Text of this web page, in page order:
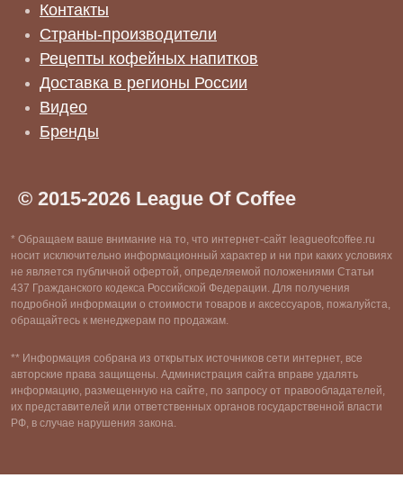
Контакты
Страны-производители
Рецепты кофейных напитков
Доставка в регионы России
Видео
Бренды
© 2015-2026 League Of Coffee
* Обращаем ваше внимание на то, что интернет-сайт leagueofcoffee.ru
носит исключительно информационный характер и ни при каких условиях
не является публичной офертой, определяемой положениями Статьи
437 Гражданского кодекса Российской Федерации. Для получения
подробной информации о стоимости товаров и аксессуаров, пожалуйста,
обращайтесь к менеджерам по продажам.
** Информация собрана из открытых источников сети интернет, все
авторские права защищены. Администрация сайта вправе удалять
информацию, размещенную на сайте, по запросу от правообладателей,
их представителей или ответственных органов государственной власти
РФ, в случае нарушения закона.